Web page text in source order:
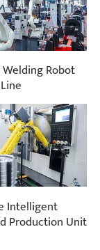
Robot
Intelligent
Production Unit